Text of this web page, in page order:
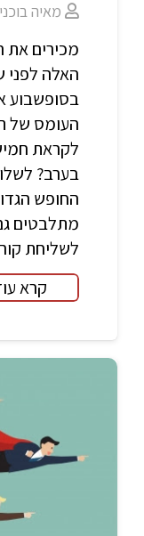
מאיה
מכירים את
האלה לפני
בסופשבוע
העומס של
לקראת
בערב?
החופש
לשליחת
קרא